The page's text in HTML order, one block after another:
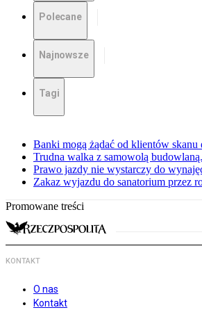
Polecane
Najnowsze
Tagi
Banki mogą żądać od klientów
Trudna walka z samowolą
Prawo jazdy nie wystarczy do
Zakaz wyjazdu do sanatorium przez
Promowane treści
KONTAKT
O nas
Kontakt